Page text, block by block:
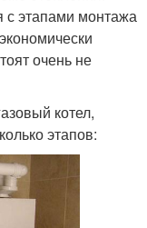
с этапами монтажа
очень не
котел,
этапов: